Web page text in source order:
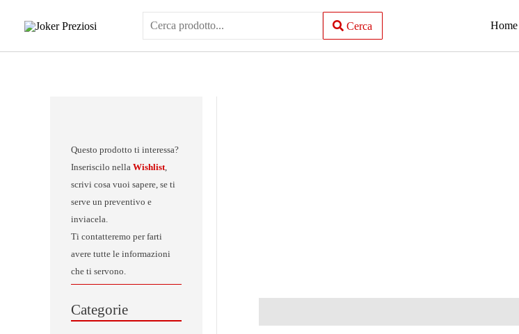
Cerca Home
Questo prodotto ti interessa?
Inseriscilo nella Wishlist,
scrivi cosa vuoi sapere, se ti
serve un preventivo e
inviacela.
Ti contatteremo per farti
avere tutte le informazioni
che ti servono.
Categorie